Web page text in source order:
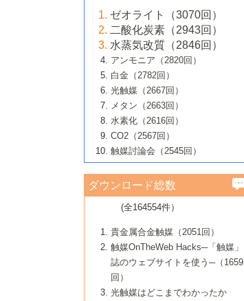
大学：オンライン・対面開催）
6号 メタン転換技術の最新動向
B号 第125回触媒討論会（2020年・工学
院大学）
5号 固体触媒による含窒素有機化合物変
換の最前線
6号 貴金属使用量低減に向けた自動車排
ガス浄化触媒の開発
B号 第123回触媒討論会（2019年・大阪
B号 第121回触媒討論会（2018年・東京
大学）
5号 水素のふるまいを解き明かす最先端
研究
6号 低級アルカンの有効利用のための触
媒技術
B号 第119回触媒討論会（2017年・首都
大学東京）
媒技術
3号 触媒研究の最先端～とびたて若き研究
者たち～（1）
4号 触媒研究の最先端～とびたて若き研究
者たち～（2）
5号 触媒研究の最先端～とびたて若き研究
者たち～（3）
6号 イオニクス材料と燃料電池・電解合成
の最新の研究動向
B号 第117回触媒討論会（2016年・大阪府
立大学）
2号 石油精製用触媒の最近の進展
3号 固体酸化物形燃料電池（SOFC）におけ
るアノード触媒上での燃料直接改質技術
4号 コアシェル構造の制御による触媒機能
5号 工業触媒およびその周辺技術の最近の
進歩
6号 ナノシート
B号 第115回触媒討論会（2015年・成蹊大
2号 光触媒反応機構に関する最新の研究動
向
開発動向
4号 人工光合成に向けた近年のアプローチ
5号 未利用熱エネルギーの有効活用に貢献
する触媒技術
6号 ポリオキソメタレート
B号 第113回触媒討論会（2014年・ロワジ
ールホテル豊橋）
1号 高耐久性燃料電池システム用触媒にお
ける新展開
2号 リビングラジカル重合の最近の動向
3号 天然ガスの化学工業的展開に関する触
媒技術
4号 貴金属触媒の精密構造制御とその活用
5号 バイオマス化成品製造のための固体触
6号 ナノ空間─吸着状態解析から新機能開拓
B号 第111回触媒討論会（2013年・関西大
▼54巻（2012年）
1号 規則性多孔体の利用技術における最近
の進歩
2号 第109回触媒討論会
3号 貴金属低減技術の最新動向
4号 貴金属代替技術の最新動向
5号 光触媒による物質変換反応の新展開
6号 グラフェン
7号 水素を利用する化成品合成の新潮流
▼53巻（2011年）
1号 金属学から見る合金触媒の新展開
2号 第107回触媒討論会
3号 触媒のその場観察法の進歩（１）
4号 触媒のその場観察法の進歩（２）
5号 不活性結合の触媒的活性化による有機
合成
6号 新しい固体酸触媒技術
7号 ゼオライト合成における最近の進歩
▼52巻（2010年）
1号 触媒の劣化対策と長寿命触媒開発
2号 第105回触媒討論会
3号 ナノ構造が拓く新機能
4号 活性サイトおよびその環境の精密な設
計による触媒の高機能化
5号 触媒を有効に使うための技術
7号 有機分子触媒による精密有機合成
8号 高機能化ポリオレフィンに向けた重合
触媒の最近の進展
1号 炭素材料－熱い注目を集める材料－
2号 第103回触媒討論会
3号 環境浄化用光触媒の現状と課題
4号 水素社会の実現に向けた水素製造・貯
蔵技術の進歩
5号 CO2が関わる触媒・材料
7号 持続可能社会実現のための触媒および
触媒関連技術
▼50巻（2008年）
1号 触媒化学と学会のこの10年，半世紀，
そして未来
2号 第101回触媒討論会
4号 錯体を利用したユニークな表面構造の
構築と機能
5号 若手会員による触媒研究の未来展望1：
企業編
6号 第102回触媒討論会
7号 触媒・化学反応における計算化学の進
▼49巻（2007年）
1号 含フッ素化合物の合成と触媒
2号 第99回触媒討論会
3号 実用的ファインケミカル合成プロセス
を実現する触媒
5号 こんな物質，あんな物質―新たな触媒
の可能性―
7号 『結晶の化学』を活かした触媒研究
▼48巻（2006年）
1号 固体酸触媒の最近の進歩
2号 第97回触媒討論会
3号 リビング重合触媒の最近の展開
5号 水素製造・貯蔵のための触媒技術の新
しい展開
6号 第98回触媒討論会
7号 基礎化学品製造の触媒技術
1号 最近の触媒担体とその効果
2号 第95回触媒討論会
4号 水分解用光触媒材料
5号 時間分解分光の進歩と応用
6号 第96回触媒討論会
▼46巻（2004年）
1号 部分酸化反応触媒の最前線
2号 第93回触媒討論会
3号 特殊エネルギー場の触媒反応
4号 生体内における金属の触媒作用
5号 ファインケミカルズの展開に寄与する
▼45巻（2003年）
1号 なぜこの触媒が良いのか？
2号 第91回触媒討論会
3号 最近の自動車排ガス処理技術
4号 触媒研究の現状と将来─第90回触媒討論
▼44巻（2002年）
1号 高次制御された触媒の化学
2号 第89回触媒討論会
3号 触媒を利用した電気化学の新展開
▼43巻（2001年）
1号 グリーンケミストリーと触媒
2号 第87回触媒討論会特集号
▼42巻（2000年）
1号 触媒反応工学の明日を拓く
▼41巻（1999年）
ゼオライト（3070回）
二酸化炭素（2943回）
水蒸気改質（2846回）
アンモニア（2820回）
白金（2782回）
光触媒（2667回）
メタン（2663回）
水素化（2616回）
CO2（2567回）
触媒討論会（2545回）
ダウンロード総数
(全164554件）
貴金属合金触媒（2051回）
触媒OnTheWeb Hacks─「触媒」
誌のウェブサイトを使う─（1659
回）
光触媒はどこまでわかったか